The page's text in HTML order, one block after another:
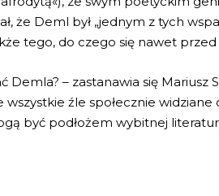
że Deml był „jednym z tych
tego, do czego się nawet przed
Demla? – zastanawia się
wszystkie źle społecznie
być podłożem wybitnej